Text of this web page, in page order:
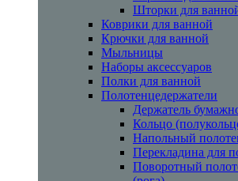
Шторки для
Коврики для ванной
Крючки для ванной
Мыльницы
Наборы аксессуаров
Полки для ванной
Полотенцедержатели
Держатель
Кольцо
Напольный
Перекладина для
Поворотный